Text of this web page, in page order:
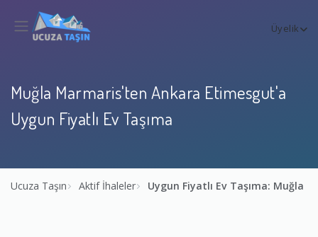
Üyelik
Muğla Marmaris'ten Ankara Etimesgut'a
Uygun Fiyatlı Ev Taşıma
Ucuza Taşın Aktif İhaleler Uygun Fiyatlı Ev Taşıma: Muğla